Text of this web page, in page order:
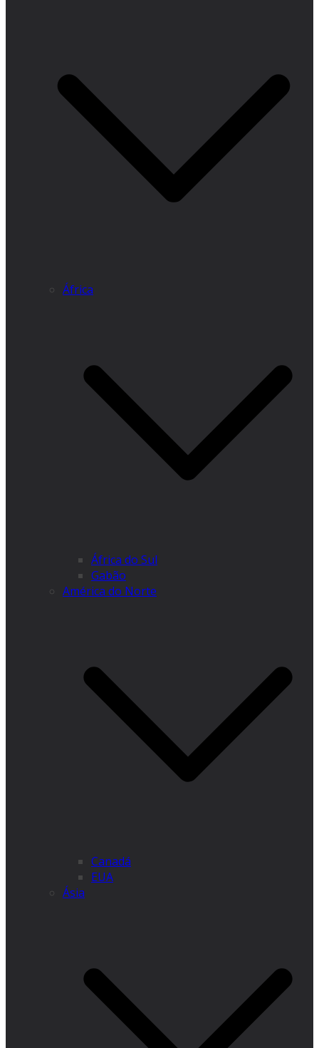
África
África do Sul
Gabão
América do Norte
Canadá
EUA
Ásia